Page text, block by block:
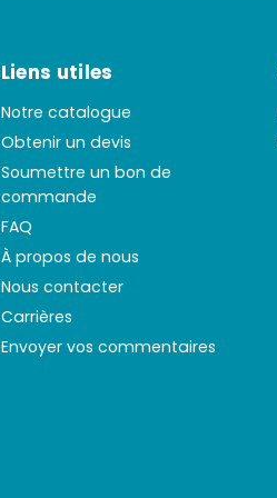
Liens utiles
Notre catalogue
Obtenir un devis
Soumettre un bon de
commande
FAQ
À propos de nous
Nous contacter
Carrières
Envoyer vos commentaires